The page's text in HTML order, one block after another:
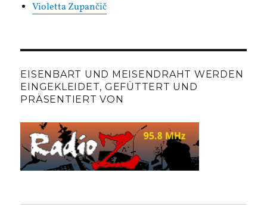
Violetta Zupančič
EISENBART UND MEISENDRAHT WERDEN
EINGEKLEIDET, GEFÜTTERT UND
PRÄSENTIERT VON